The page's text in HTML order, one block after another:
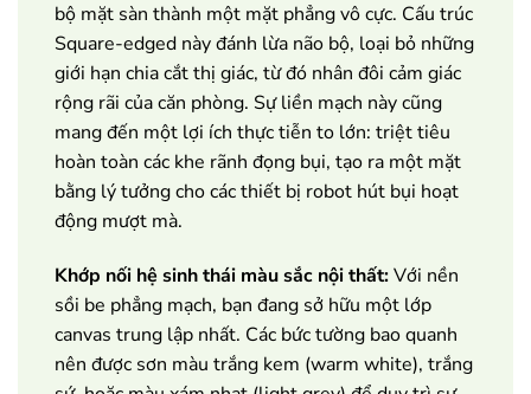
bộ mặt sàn thành một mặt phẳng vô cực. Cấu trúc
Square-edged này đánh lừa não bộ, loại bỏ những
giới hạn chia cắt thị giác, từ đó nhân đôi cảm giác
rộng rãi của căn phòng. Sự liền mạch này cũng
mang đến một lợi ích thực tiễn to lớn: triệt tiêu
hoàn toàn các khe rãnh đọng bụi, tạo ra một mặt
bằng lý tưởng cho các thiết bị robot hút bụi hoạt
động mượt mà.
Khớp nối hệ sinh thái màu sắc nội thất:Với nền
sồi be phẳng mạch, bạn đang sở hữu một lớp
canvas trung lập nhất. Các bức tường bao quanh
nên được sơn màu trắng kem (warm white), trắng